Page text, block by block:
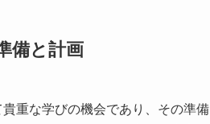
備と計画
重な学びの機会であり、その準